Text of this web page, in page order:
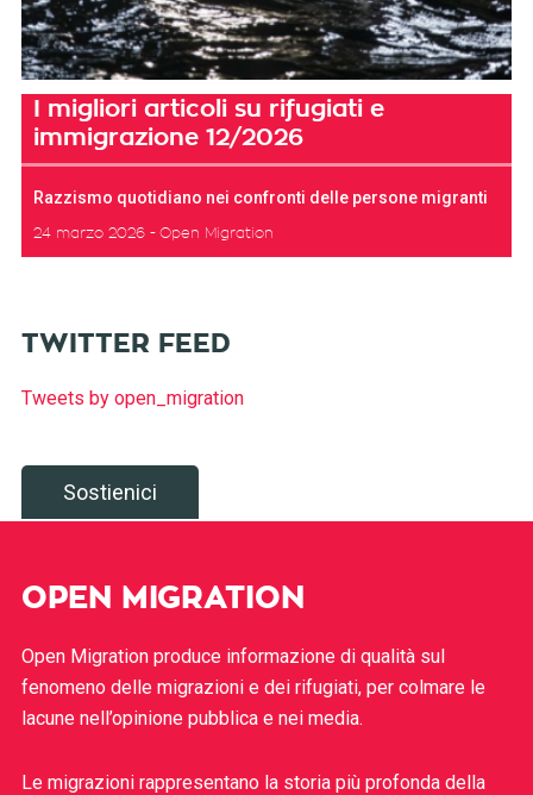
I migliori articoli su rifugiati e
immigrazione 12/2026
Razzismo quotidiano nei confronti delle persone migranti
24 marzo 2026 Open Migration
TWITTER FEED
Tweets by open_migration
Sostienici
OPEN MIGRATION
Open Migration produce informazione di qualità sul
fenomeno delle migrazioni e dei rifugiati, per colmare le
lacune nell’opinione pubblica e nei media.
Le migrazioni rappresentano la storia più profonda della